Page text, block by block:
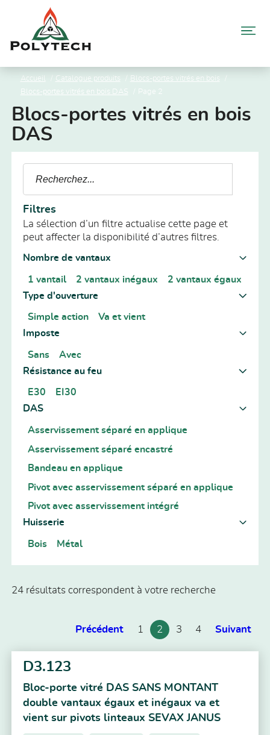
contenu
Accueil Catalogue produits
Blocs-portes vitrés en bois
Blocs-portes vitrés en bois DAS
Page 2
Blocs-portes vitrés en bois
DAS
Filtres
La sélection d’un filtre actualise cette page et
peut affecter la disponibilité d’autres filtres.
Nombre de vantaux
1 vantail 2 vantaux inégaux
2 vantaux égaux
Type d'ouverture
Simple action
Va et vient
Imposte
Sans
Avec
Résistance au feu
E30
EI30
DAS
Asservissement séparé en applique
Asservissement séparé encastré
Bandeau en applique
Pivot avec asservissement séparé en applique
Pivot avec asservissement intégré
Huisserie
Bois Métal
24 résultats correspondent à votre recherche
Précédent 1 2 3 4 Suivant
D3.123
Bloc-porte vitré DAS SANS MONTANT
double vantaux égaux et inégaux va et
vient sur pivots linteaux SEVAX JANUS